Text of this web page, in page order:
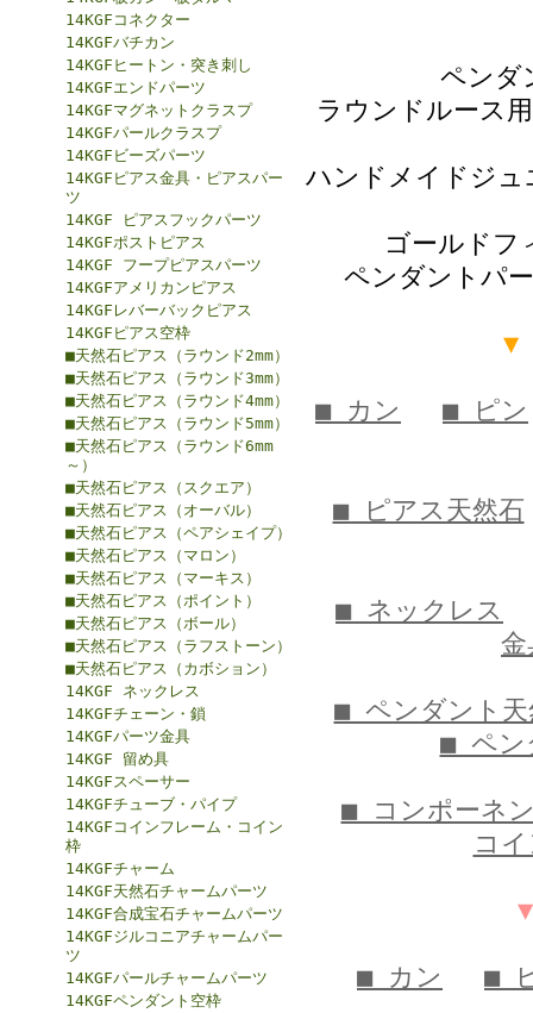
14KGFコネクター
14KGFバチカン
14KGFヒートン・突き刺し
14KGFエンドパーツ
14KGFマグネットクラスプ
14KGFパールクラスプ
14KGFビーズパーツ
14KGFピアス金具・ピアスパー
ツ
14KGF ピアスフックパーツ
14KGFポストピアス
14KGF フープピアスパーツ
14KGFアメリカンピアス
14KGFレバーバックピアス
14KGFピアス空枠
■天然石ピアス（ラウンド2mm）
■天然石ピアス（ラウンド3mm）
■天然石ピアス（ラウンド4mm）
■天然石ピアス（ラウンド5mm）
■天然石ピアス（ラウンド6mm
～）
■天然石ピアス（スクエア）
■天然石ピアス（オーバル）
■天然石ピアス（ペアシェイプ）
■天然石ピアス（マロン）
■天然石ピアス（マーキス）
■天然石ピアス（ポイント）
■天然石ピアス（ボール）
■天然石ピアス（ラフストーン）
■天然石ピアス（カボション）
14KGF ネックレス
14KGFチェーン・鎖
14KGFパーツ金具
14KGF 留め具
14KGFスペーサー
14KGFチューブ・パイプ
14KGFコインフレーム・コイン
枠
14KGFチャーム
14KGF天然石チャームパーツ
14KGF合成宝石チャームパーツ
14KGFジルコニアチャームパー
ツ
14KGFパールチャームパーツ
14KGFペンダント空枠
ペンダ
ラウンドルース
ハンドメイドジュ
ゴールドフ
ペンダントパ
▼
■ カン ■ ピン
■ ピアス天然石
■ ネックレス
金
■ ペンダント天
■ ペン
■ コンポーネ
コ
■ カン ■